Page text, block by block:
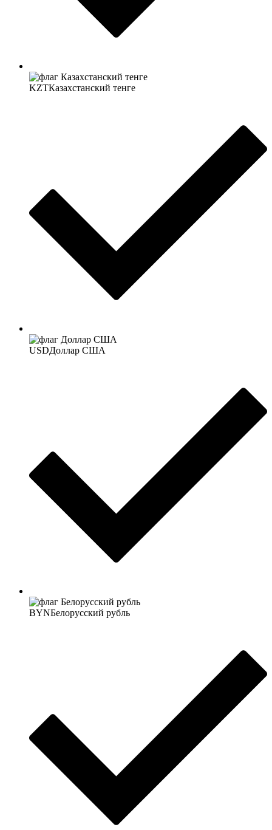
KZTКазахстанский тенге
USDДоллар США
BYNБелорусский рубль